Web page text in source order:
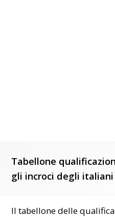
Tabellone
gli incroci degli italiani
Il tabellone delle